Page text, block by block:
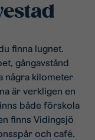
finna lugnet.
gångavstånd
några kilometer
är verkligen en
både förskola
finns Vidingsjö
och café.